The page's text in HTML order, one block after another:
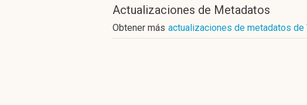
Actualizaciones de Metadatos
Obtener más actualizaciones de metadatos de